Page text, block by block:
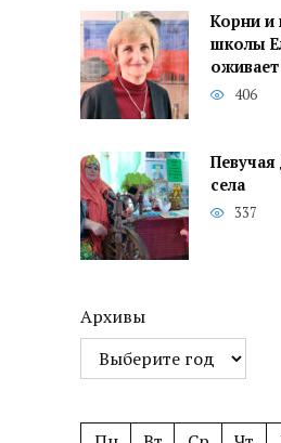
Корни и
школы
406
села
337
Архивы